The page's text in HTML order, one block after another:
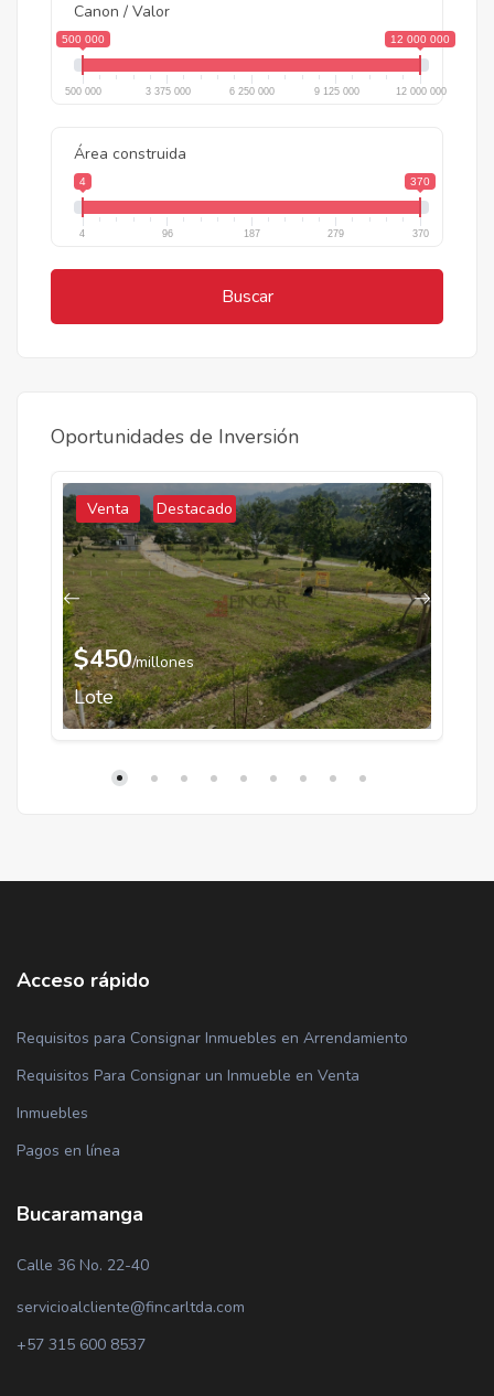
Canon / Valor
500 000 12 000 000
500 000 3 375 000 6 250 000 9 125 000 12 000 000
Área construida
4 370
4 96 187 279 370
Buscar
Oportunidades de Inversión
Venta Destacado
$450/millones
Lote
Acceso rápido
Requisitos para Consignar Inmuebles en Arrendamiento
Requisitos Para Consignar un Inmueble en Venta
Inmuebles
Pagos en línea
Bucaramanga
Calle 36 No. 22-40
servicioalcliente@fincarltda.com
+57 315 600 8537